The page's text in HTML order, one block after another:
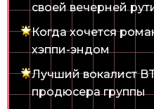
своей вечерней
Когда хочется
хэппи-эндом
Лучший вокалист
продюсера группы